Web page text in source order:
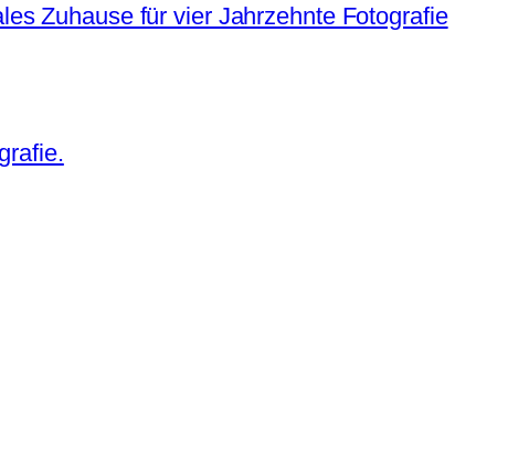
Zuhause für vier Jahrzehnte Fotografie